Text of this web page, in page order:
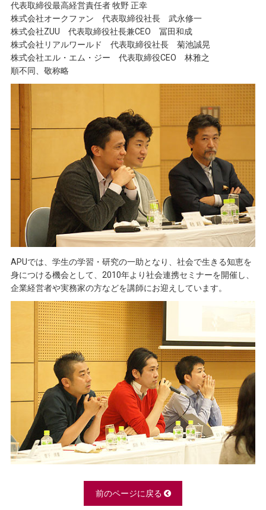
代表取締役最高経営責任者 牧野 正幸
株式会社オークファン 代表取締役社長 武永修一
株式会社ZUU 代表取締役社長兼CEO 冨田和成
株式会社リアルワールド 代表取締役社長 菊池誠晃
株式会社エル・エム・ジー 代表取締役CEO 林雅之
順不同、敬称略
APUでは、学生の学習・研究の一助となり、社会で生きる知恵を
身につける機会として、2010年より社会連携セミナーを開催し、
企業経営者や実務家の方などを講師にお迎えしています。
前のページに戻る